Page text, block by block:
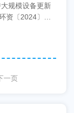
规模设备更新
资〔2024〕
院各部委...
一页